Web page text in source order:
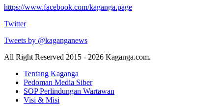
https://www.facebook.com/kaganga.page
Twitter
Tweets by @kaganganews
All Right Reserved 2015 - 2026 Kaganga.com.
Tentang Kaganga
Pedoman Media Siber
SOP Perlindungan Wartawan
Visi & Misi